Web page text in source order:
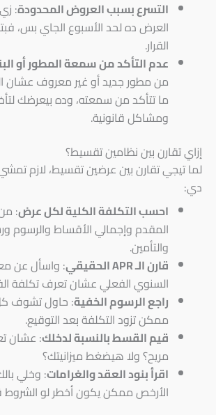
التسرع بسبب العروض المحدودة:
العرض ده لحد الأسبوع الجاي بس،
القرار.
عدم التأكد من سمعة المطور أو
من مطور جديد أو غير معروف عشان
ما تتأكد من سمعته، وده بيعرضك
ومشاكل قانونية.
إزاي تقارن بين نظامين تقسيط؟
لما تيجي تقارن بين عرضين تقسيط، لازم
دي:
احسب التكلفة الكلية لكل عرض:
المقدم وإجمالي الأقساط والرسوم
والتأمين.
قارن الـ APR الحقيقي
: واسأل عن
السنوي الفعلي عشان تعرف تكلفة
راجع الرسوم الخفية: حاول تشوف
ممكن تزود التكلفة بعد التوقيع.
قيم القسط بالنسبة لدخلك: عشان
مريح؟ ولا هيضغط ميزانيتك؟
اقرأ بنود العقد والغرامات: وخلي
الأرخص ممكن يكون أخطر لو الشروط